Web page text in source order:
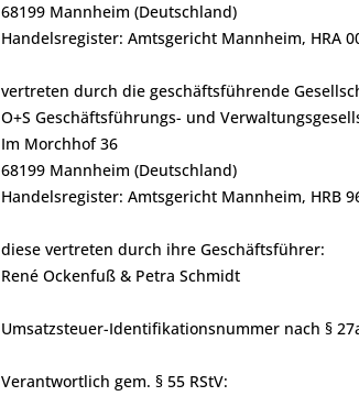
68199 Mannheim (Deutschland)
Handelsregister: Amtsgericht Mannheim, HRA
vertreten durch die geschäftsführende
O+S Geschäftsführungs- und
Im Morchhof 36
68199 Mannheim (Deutschland)
Handelsregister: Amtsgericht Mannheim, HRB
diese vertreten durch ihre Geschäftsführer:
René Ockenfuß & Petra Schmidt
Umsatzsteuer-Identifikationsnummer nach §
Verantwortlich gem. § 55 RStV: